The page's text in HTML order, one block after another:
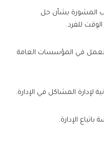
المشورة بشأن حل
للفرد.
بالعمل في المؤسسات العامة
لإدارة المشاكل في الإدارة.
الإدارة.